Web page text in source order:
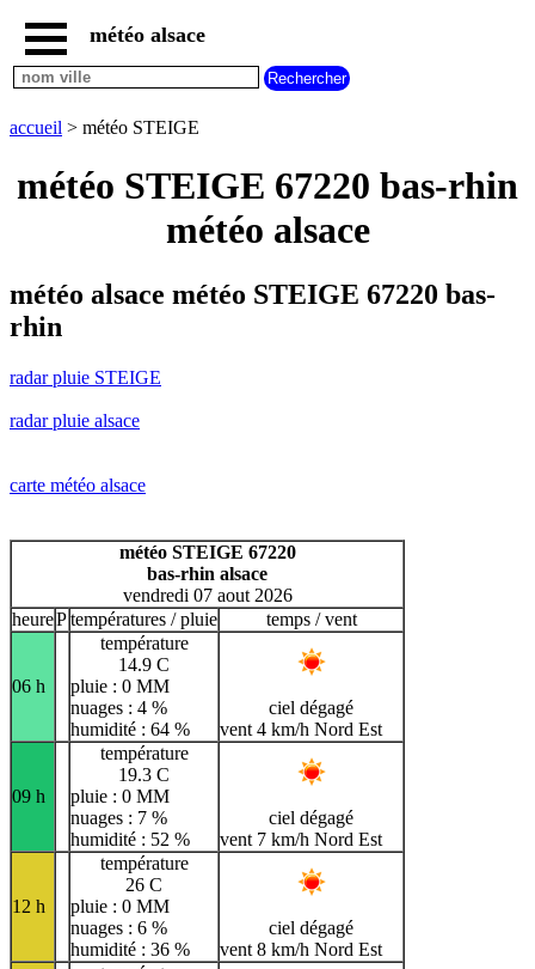
accueil
radar
STEIGE
météo
alsace
carte
météo
météo
H
I J K L M
N
T
U
V
W X Y Z
météo alsace
accueil > météo STEIGE
météo STEIGE 67220 bas-rhin
météo alsace
météo alsace météo STEIGE 67220 bas-
rhin
radar pluie STEIGE
radar pluie alsace
carte météo alsace
météo STEIGE 67220
bas-rhin alsace
vendredi 07 aout 2026
heurePtempératures / pluie temps / vent
06 h
température
14.9 C
pluie : 0 MM
nuages : 4 %
humidité : 64 %
ciel dégagé
vent 4 km/h Nord Est
09 h
température
19.3 C
pluie : 0 MM
nuages : 7 %
humidité : 52 %
ciel dégagé
vent 7 km/h Nord Est
12 h
température
26 C
pluie : 0 MM
nuages : 6 %
humidité : 36 %
ciel dégagé
vent 8 km/h Nord Est